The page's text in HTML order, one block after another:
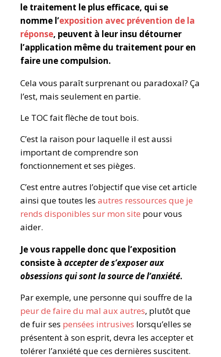
le traitement le plus efficace, qui se
nomme l’exposition avec prévention de la
réponse, peuvent à leur insu détourner
l’application même du traitement pour en
faire une compulsion.
Cela vous paraît surprenant ou paradoxal? Ça
l’est, mais seulement en partie.
Le TOC fait flèche de tout bois.
C’est la raison pour laquelle il est aussi
important de comprendre son
fonctionnement et ses pièges.
C’est entre autres l’objectif que vise cet article
ainsi que toutes les autres ressources que je
rends disponibles sur mon site pour vous
aider.
Je vous rappelle donc que l’exposition
consiste à accepter de s’exposer aux
obsessions qui sont la source de l’anxiété.
Par exemple, une personne qui souffre de la
peur de faire du mal aux autres, plutôt que
de fuir ses pensées intrusives lorsqu’elles se
présentent à son esprit, devra les accepter et
tolérer l’anxiété que ces dernières suscitent.